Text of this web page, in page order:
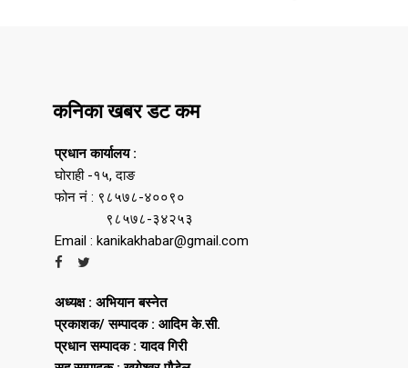
कनिका खबर डट कम
प्रधान कार्यालय :
घोराही -१५, दाङ
फोन नं : ९८५७८-४००९०
९८५७८-३४२५३
Email : kanikakhabar@gmail.com
अध्यक्ष : अभियान बस्नेत
प्रकाशक/ सम्पादक : आदिम के.सी.
प्रधान सम्पादक : यादव गिरी